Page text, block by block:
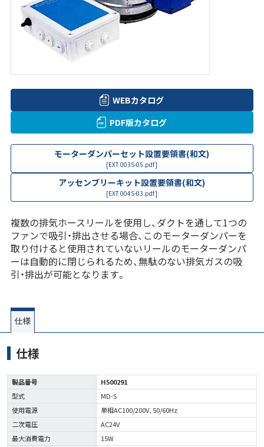
WEBカタログ
PDF版カタログ
モーターダンパーセット設置要領書(和文)
[EXT 003S-05.pdf]
アッセンブリーキット設置要領書(和文)
[EXT 004S-03.pdf]
複数の排気ホースリールを使用し、ダクトを通して1つの
ファンで吸引・排出させる場合、このモーターダンパーを
取り付けると使用されていないリールのモーターダンパ
ーは自動的に閉じられるため、無駄のない排気ガスの吸
引・排出が可能となります。
仕様
仕様
製品番号
H500291
型式
MD-S
使用電源
単相AC100/200V、50/60Hz
二次電圧
AC24V
最大消費電力
15W